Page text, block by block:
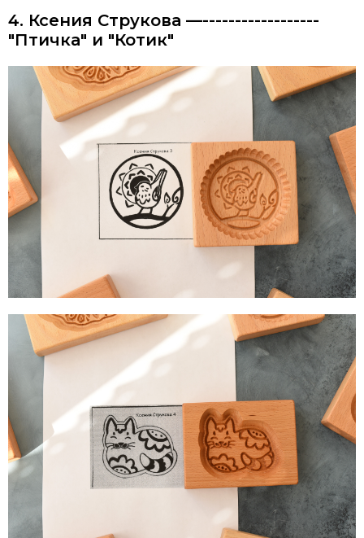
4. Ксения Струкова —------------------
"Птичка" и "Котик"